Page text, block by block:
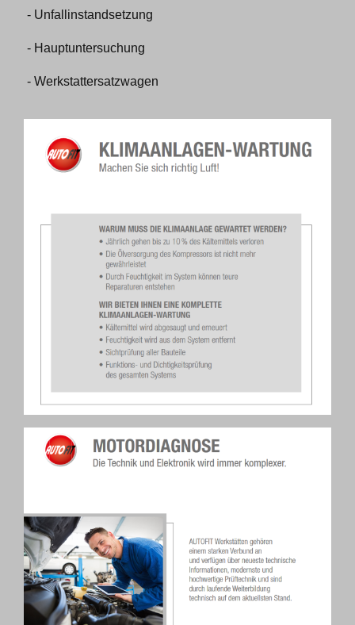
- Unfallinstandsetzung
- Hauptuntersuchung
- Werkstattersatzwagen